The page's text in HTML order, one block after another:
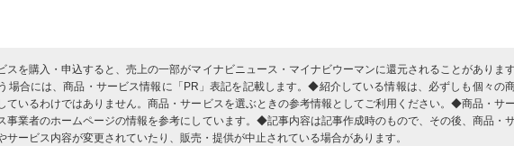
を購入・申込すると、売上の一部がマイナビニュース・マイナビウーマンに還元されることがありま
場合には、商品・サービス情報に「PR」表記を記載します。◆紹介している情報は、必ずしも個々の
ているわけではありません。商品・サービスを選ぶときの参考情報としてご利用ください。◆商品・サ
事業者のホームページの情報を参考にしています。◆記事内容は記事作成時のもので、その後、商品・
ービス内容が変更されていたり、販売・提供が中止されている場合があります。